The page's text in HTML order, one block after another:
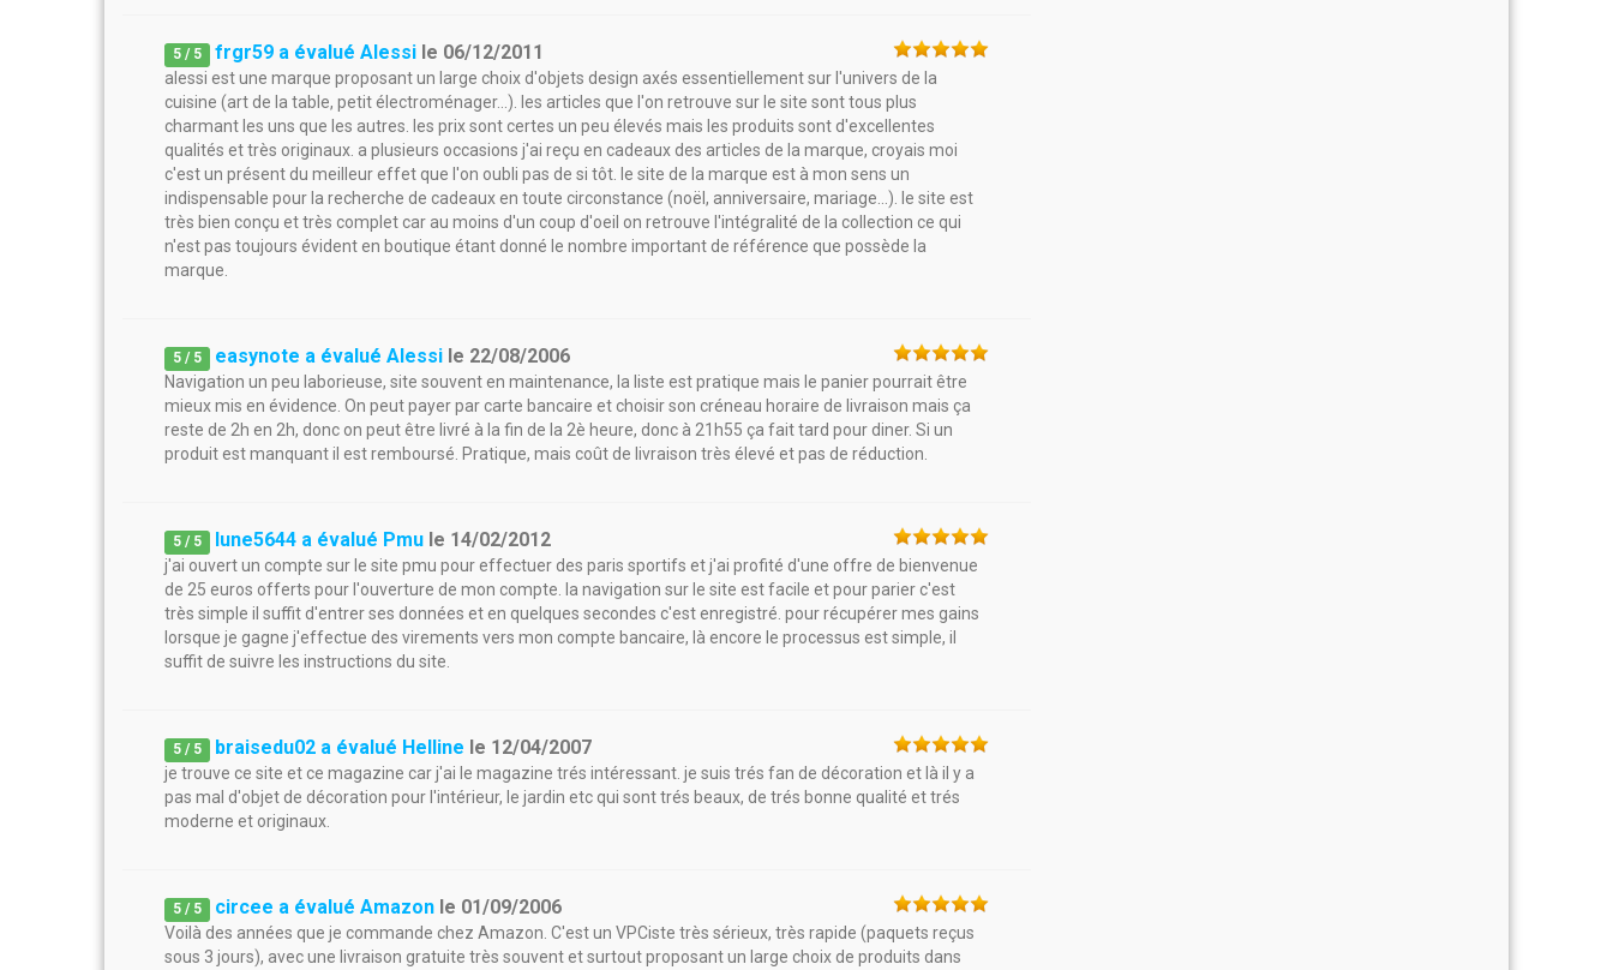
5 / 5 frgr59 a évalué Alessi le 06/12/2011
alessi est une marque proposant un large choix d'objets design axés essentiellement sur l'univers de la
cuisine (art de la table, petit électroménager...). les articles que l'on retrouve sur le site sont tous plus
charmant les uns que les autres. les prix sont certes un peu élevés mais les produits sont d'excellentes
qualités et très originaux. a plusieurs occasions j'ai reçu en cadeaux des articles de la marque, croyais moi
c'est un présent du meilleur effet que l'on oubli pas de si tôt. le site de la marque est à mon sens un
indispensable pour la recherche de cadeaux en toute circonstance (noël, anniversaire, mariage...). le site est
très bien conçu et très complet car au moins d'un coup d'oeil on retrouve l'intégralité de la collection ce qui
n'est pas toujours évident en boutique étant donné le nombre important de référence que possède la
marque.
5 / 5 easynote a évalué Alessi le 22/08/2006
Navigation un peu laborieuse, site souvent en maintenance, la liste est pratique mais le panier pourrait être
mieux mis en évidence. On peut payer par carte bancaire et choisir son créneau horaire de livraison mais ça
reste de 2h en 2h, donc on peut être livré à la fin de la 2è heure, donc à 21h55 ça fait tard pour diner. Si un
produit est manquant il est remboursé. Pratique, mais coût de livraison très élevé et pas de réduction.
5 / 5 lune5644 a évalué Pmu le 14/02/2012
j'ai ouvert un compte sur le site pmu pour effectuer des paris sportifs et j'ai profité d'une offre de bienvenue
de 25 euros offerts pour l'ouverture de mon compte. la navigation sur le site est facile et pour parier c'est
très simple il suffit d'entrer ses données et en quelques secondes c'est enregistré. pour récupérer mes gains
lorsque je gagne j'effectue des virements vers mon compte bancaire, là encore le processus est simple, il
suffit de suivre les instructions du site.
5 / 5 braisedu02 a évalué Helline le 12/04/2007
je trouve ce site et ce magazine car j'ai le magazine trés intéressant. je suis trés fan de décoration et là il y a
pas mal d'objet de décoration pour l'intérieur, le jardin etc qui sont trés beaux, de trés bonne qualité et trés
moderne et originaux.
5 / 5 circee a évalué Amazon le 01/09/2006
Voilà des années que je commande chez Amazon. C'est un VPCiste très sérieux, très rapide (paquets reçus
sous 3 jours), avec une livraison gratuite très souvent et surtout proposant un large choix de produits dans